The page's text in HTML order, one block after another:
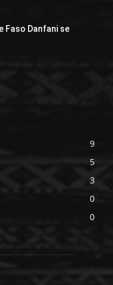
Faso Danfani se
9
5
3
0
0